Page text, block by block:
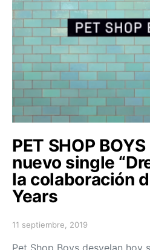
PET SHOP
nuevo single
la colaboración
Years
Posted on
11 septiembre, 2019
Pet Shop Boys desvelan hoy